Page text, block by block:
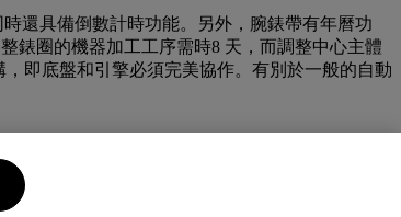
還具備倒數計時功能。另外，腕錶帶有年曆功
錶圈的機器加工工序需時8 天，而調整中心主體
即底盤和引擎必須完美協作。有別於一般的自動